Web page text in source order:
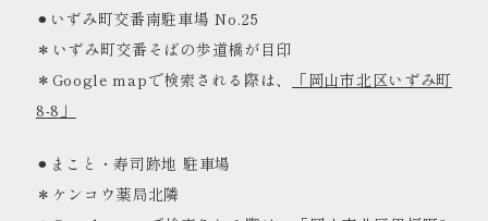
⚫︎いずみ町交番南駐車場 No.25
＊いずみ町交番そばの歩道橋が目印
＊Google mapで検索される際は、
「岡山市北区いずみ町
8-8」
⚫︎まこと・寿司跡地 駐車場
＊ケンコウ薬局北隣